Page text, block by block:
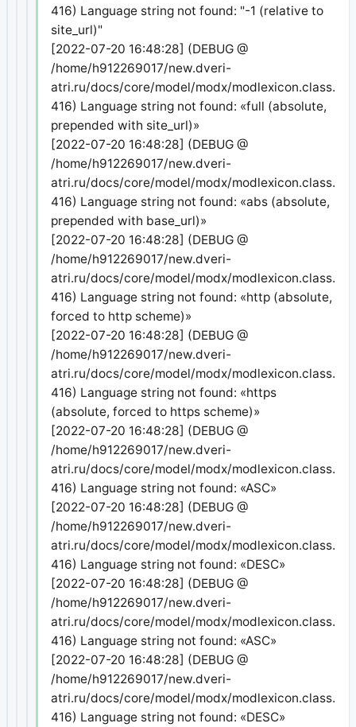
416) Language string not found: "-1 (relative to
site_url)"
[2022-07-20 16:48:28] (DEBUG @
/home/h912269017/new.dveri-
atri.ru/docs/core/model/modx/
416) Language string not found: «full (absolute,
prepended with site_url)»
[2022-07-20 16:48:28] (DEBUG @
/home/h912269017/new.dveri-
atri.ru/docs/core/model/modx/
416) Language string not found: «abs (absolute,
prepended with base_url)»
[2022-07-20 16:48:28] (DEBUG @
/home/h912269017/new.dveri-
atri.ru/docs/core/model/modx/
416) Language string not found: «http (absolute,
forced to http scheme)»
[2022-07-20 16:48:28] (DEBUG @
/home/h912269017/new.dveri-
atri.ru/docs/core/model/modx/
416) Language string not found: «https
(absolute, forced to https scheme)»
[2022-07-20 16:48:28] (DEBUG @
/home/h912269017/new.dveri-
atri.ru/docs/core/model/modx/
416) Language string not found: «ASC»
[2022-07-20 16:48:28] (DEBUG @
/home/h912269017/new.dveri-
atri.ru/docs/core/model/modx/
416) Language string not found: «DESC»
[2022-07-20 16:48:28] (DEBUG @
/home/h912269017/new.dveri-
atri.ru/docs/core/model/modx/
416) Language string not found: «ASC»
[2022-07-20 16:48:28] (DEBUG @
/home/h912269017/new.dveri-
atri.ru/docs/core/model/modx/
416) Language string not found: «DESC»